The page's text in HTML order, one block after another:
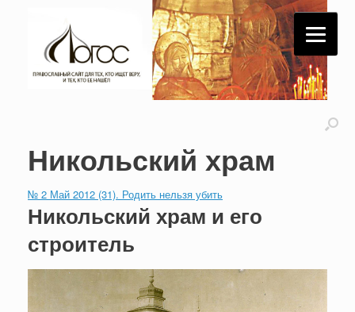
Никольский храм
№ 2 Май 2012 (31). Родить нельзя убить
Никольский храм и его
строитель